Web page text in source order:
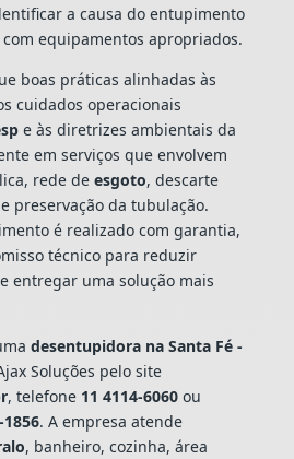
a causa do entupimento
equipamentos apropriados.
boas práticas alinhadas às
cuidados operacionais
e às diretrizes ambientais da
em serviços que envolvem
rede de esgoto, descarte
preservação da tubulação.
é realizado com garantia,
técnico para reduzir
entregar uma solução mais
desentupidora na Santa Fé -
Soluções pelo site
, telefone 11 4114-6060ou
1856. A empresa atende
, banheiro, cozinha, área